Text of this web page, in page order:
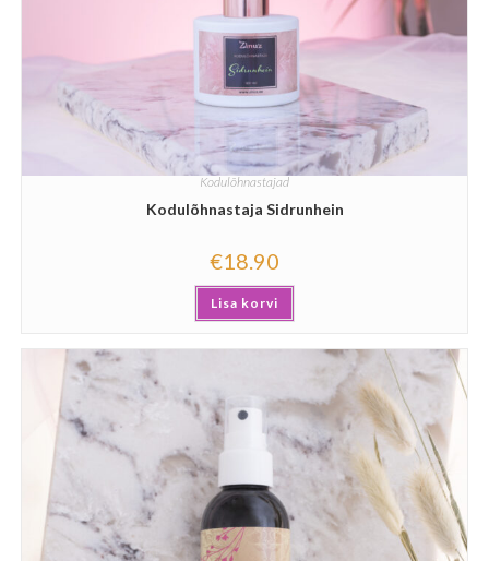
Kodulõhnastajad
Kodulõhnastaja Sidrunhein
€18.90
Lisa korvi